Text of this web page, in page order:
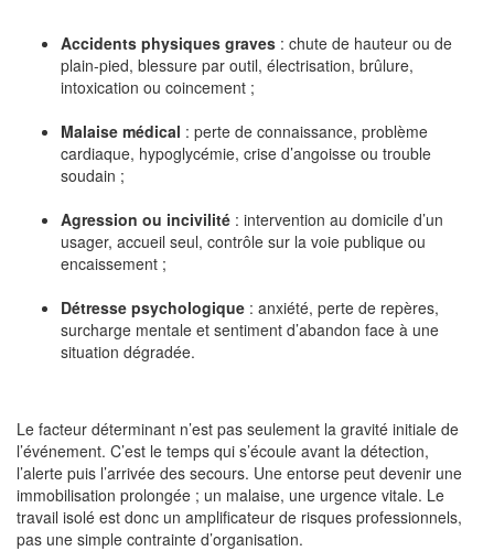
Accidents physiques graves : chute de hauteur ou de
plain-pied, blessure par outil, électrisation, brûlure,
intoxication ou coincement ;
Malaise médical : perte de connaissance, problème
cardiaque, hypoglycémie, crise d’angoisse ou trouble
soudain ;
Agression ou incivilité : intervention au domicile d’un
usager, accueil seul, contrôle sur la voie publique ou
encaissement ;
Détresse psychologique : anxiété, perte de repères,
surcharge mentale et sentiment d’abandon face à une
situation dégradée.
Le facteur déterminant n’est pas seulement la gravité initiale de
l’événement. C’est le temps qui s’écoule avant la détection,
l’alerte puis l’arrivée des secours. Une entorse peut devenir une
immobilisation prolongée ; un malaise, une urgence vitale. Le
travail isolé est donc un amplificateur de risques professionnels,
pas une simple contrainte d’organisation.